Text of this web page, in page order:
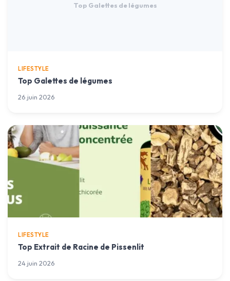
Top Galettes de légumes
LIFESTYLE
Top Galettes de légumes
26 juin 2026
LIFESTYLE
Top Extrait de Racine de Pissenlit
24 juin 2026